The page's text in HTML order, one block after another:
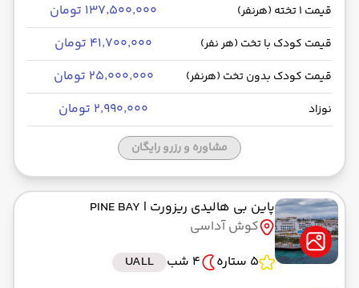
قیمت 1 تخته (هرنفر) ۱۳۷٬۵۰۰٬۰۰۰ تومان
قیمت کودک با تخت (هر نفر) ۴۱٬۷۰۰٬۰۰۰ تومان
قیمت کودک بدون تخت (هرنفر) ۲۵٬۰۰۰٬۰۰۰ تومان
نوزاد ۲٬۹۹۰٬۰۰۰ تومان
مشاوره و رزرو رایگان
پاین بی هالیدی ریزورت | PINE BAY
کوش آداسی
5 ستاره
4 شب
UALL